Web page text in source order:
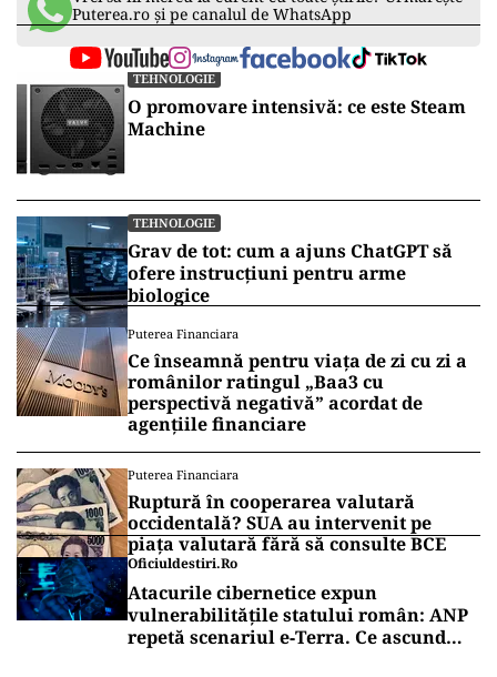
Puterea.ro și pe canalul de WhatsApp
TEHNOLOGIE
O promovare intensivă: ce este Steam
Machine
TEHNOLOGIE
Grav de tot: cum a ajuns ChatGPT să
ofere instrucțiuni pentru arme
biologice
Puterea Financiara
Ce înseamnă pentru viața de zi cu zi a
românilor ratingul „Baa3 cu
perspectivă negativă” acordat de
agențiile financiare
Puterea Financiara
Ruptură în cooperarea valutară
occidentală? SUA au intervenit pe
piața valutară fără să consulte BCE
Oficiuldestiri.ro
Atacurile cibernetice expun
vulnerabilitățile statului român: ANP
repetă scenariul e‑Terra. Ce ascund